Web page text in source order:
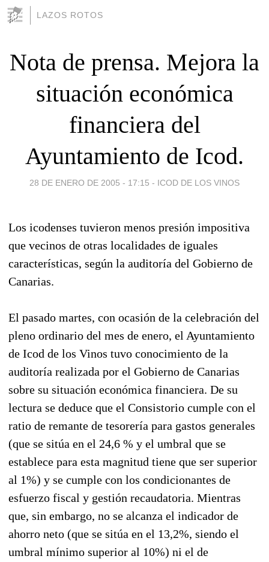
LAZOS ROTOS
Nota de prensa. Mejora la
situación económica
financiera del
Ayuntamiento de Icod.
28 DE ENERO DE 2005 - 17:15 - ICOD DE LOS VINOS
Los icodenses tuvieron menos presión impositiva
que vecinos de otras localidades de iguales
características, según la auditoría del Gobierno de
Canarias.
El pasado martes, con ocasión de la celebración del
pleno ordinario del mes de enero, el Ayuntamiento
de Icod de los Vinos tuvo conocimiento de la
auditoría realizada por el Gobierno de Canarias
sobre su situación económica financiera. De su
lectura se deduce que el Consistorio cumple con el
ratio de remante de tesorería para gastos generales
(que se sitúa en el 24,6 % y el umbral que se
establece para esta magnitud tiene que ser superior
al 1%) y se cumple con los condicionantes de
esfuerzo fiscal y gestión recaudatoria. Mientras
que, sin embargo, no se alcanza el indicador de
ahorro neto (que se sitúa en el 13,2%, siendo el
umbral mínimo superior al 10%) ni el de